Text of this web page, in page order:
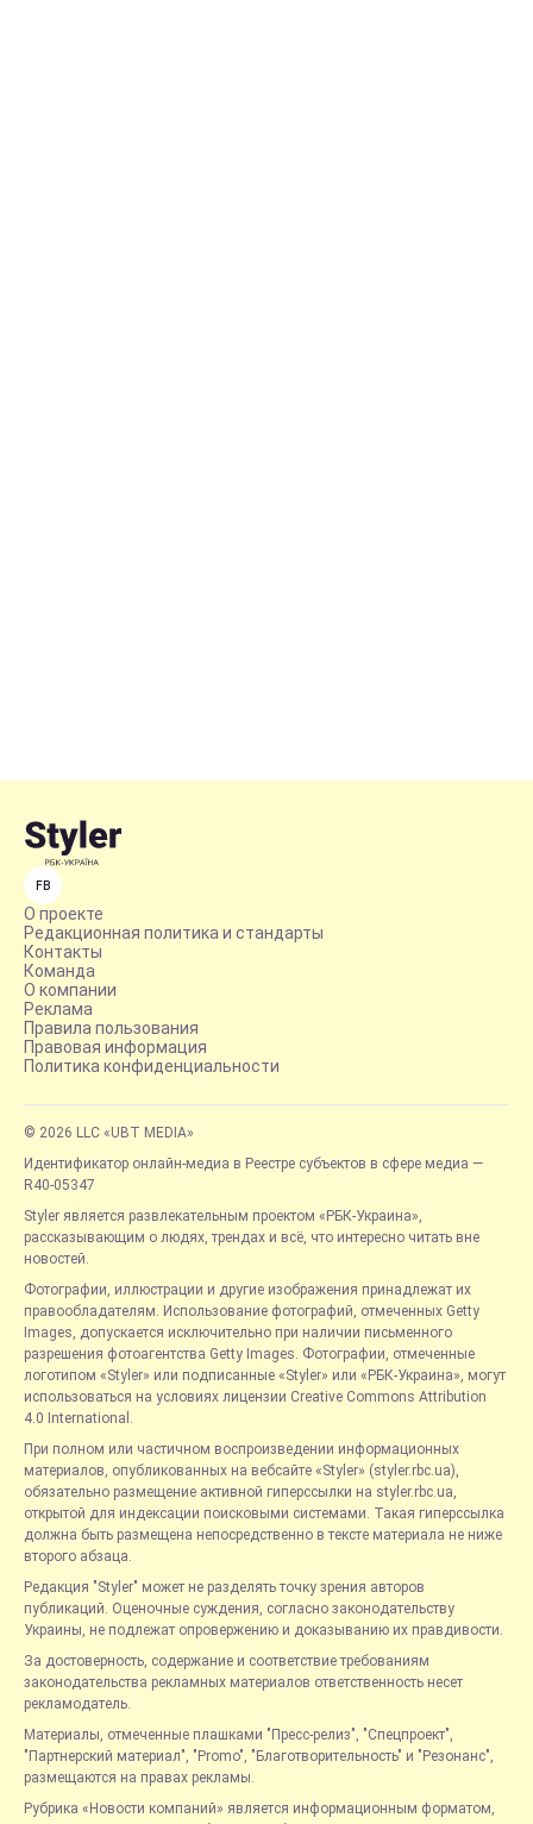
FB
О проекте
Редакционная политика и стандарты
Контакты
Команда
О компании
Реклама
Правила пользования
Правовая информация
Политика конфиденциальности
© 2026 LLC «UBT MEDIA»
Идентификатор онлайн-медиа в Реестре субъектов в сфере медиа —
R40-05347
Styler является развлекательным проектом «РБК-Украина»,
рассказывающим о людях, трендах и всё, что интересно читать вне
новостей.
Фотографии, иллюстрации и другие изображения принадлежат их
правообладателям. Использование фотографий, отмеченных Getty
Images, допускается исключительно при наличии письменного
разрешения фотоагентства Getty Images. Фотографии, отмеченные
логотипом «Styler» или подписанные «Styler» или «РБК-Украина», могут
использоваться на условиях лицензии Creative Commons Attribution
4.0 International.
При полном или частичном воспроизведении информационных
материалов, опубликованных на вебсайте «Styler» (styler.rbc.ua),
обязательно размещение активной гиперссылки на styler.rbc.ua,
открытой для индексации поисковыми системами. Такая гиперссылка
должна быть размещена непосредственно в тексте материала не ниже
второго абзаца.
Редакция "Styler" может не разделять точку зрения авторов
публикаций. Оценочные суждения, согласно законодательству
Украины, не подлежат опровержению и доказыванию их правдивости.
За достоверность, содержание и соответствие требованиям
законодательства рекламных материалов ответственность несет
рекламодатель.
Материалы, отмеченные плашками "Пресс-релиз", "Спецпроект",
"Партнерский материал", "Promo", "Благотворительность" и "Резонанс",
размещаются на правах рекламы.
Рубрика «Новости компаний» является информационным форматом,